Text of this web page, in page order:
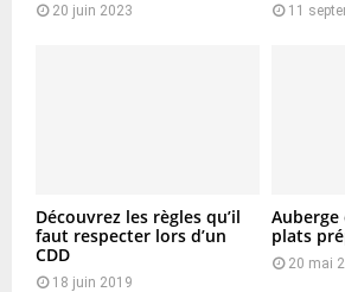
20 juin 2023 11
Découvrez les règles qu’il
faut respecter lors d’un
CDD
18 juin 2019
Auberge
plats
20 mai